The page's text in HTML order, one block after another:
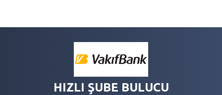
HIZLI ŞUBE BULUCU